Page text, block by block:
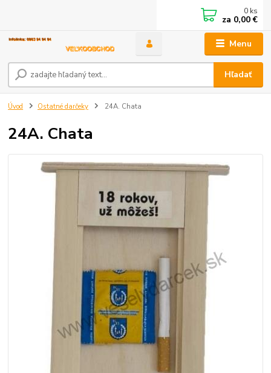
Menu
Hľadať
0 ks
za 0,00 €
Úvod Ostatné darčeky 24A. Chata
24A. Chata